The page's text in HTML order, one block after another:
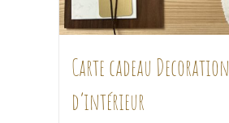
Carte cadeau Decoration
d’intérieur